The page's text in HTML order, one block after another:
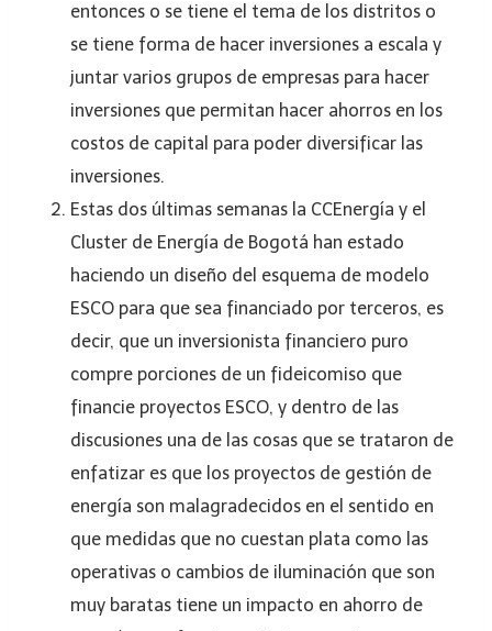
entonces o se tiene el tema de los distritos o
se tiene forma de hacer inversiones a escala y
juntar varios grupos de empresas para hacer
inversiones que permitan hacer ahorros en los
costos de capital para poder diversificar las
inversiones.
Estas dos últimas semanas la CCEnergía y el
Cluster de Energía de Bogotá han estado
haciendo un diseño del esquema de modelo
ESCO para que sea financiado por terceros, es
decir, que un inversionista financiero puro
compre porciones de un fideicomiso que
financie proyectos ESCO, y dentro de las
discusiones una de las cosas que se trataron de
enfatizar es que los proyectos de gestión de
energía son malagradecidos en el sentido en
que medidas que no cuestan plata como las
operativas o cambios de iluminación que son
muy baratas tiene un impacto en ahorro de